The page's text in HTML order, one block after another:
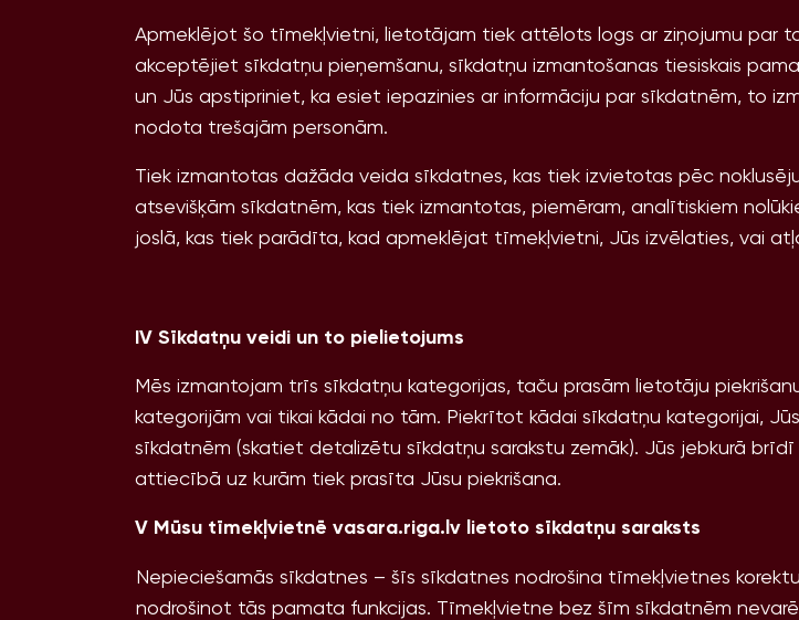
Apmeklējot šo tīmekļvietni, lietotājam tiek attēlots logs ar ziņojumu par
akceptējiet sīkdatņu pieņemšanu, sīkdatņu izmantošanas tiesiskais
un Jūs apstipriniet, ka esiet iepazinies ar informāciju par sīkdatnēm, to
nodota trešajām personām.
Tiek izmantotas dažāda veida sīkdatnes, kas tiek izvietotas pēc
atsevišķām sīkdatnēm, kas tiek izmantotas, piemēram, analītiskiem
joslā, kas tiek parādīta, kad apmeklējat tīmekļvietni, Jūs izvēlaties, vai
IV Sīkdatņu veidi un to pielietojums
Mēs izmantojam trīs sīkdatņu kategorijas, taču prasām lietotāju
kategorijām vai tikai kādai no tām. Piekrītot kādai sīkdatņu kategorijai,
sīkdatnēm (skatiet detalizētu sīkdatņu sarakstu zemāk). Jūs jebkurā
attiecībā uz kurām tiek prasīta Jūsu piekrišana.
V Mūsu tīmekļvietnē vasara.riga.lv lietoto sīkdatņu saraksts
Nepieciešamās sīkdatnes – šīs sīkdatnes nodrošina tīmekļvietnes
nodrošinot tās pamata funkcijas. Tīmekļvietne bez šīm sīkdatnēm